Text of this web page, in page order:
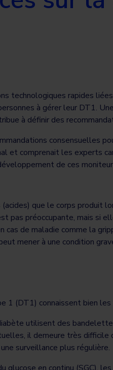
technologiques rapides
à gérer leur DT1.
à définir des
consensuelles
et comprenait les experts
de ces
que le corps produit
pas préoccupante, mais si
cas de maladie comme la
mener à une condition
1 (DT1) connaissent bien
utilisent des
il demeure très difficile
surveillance plus régulière.